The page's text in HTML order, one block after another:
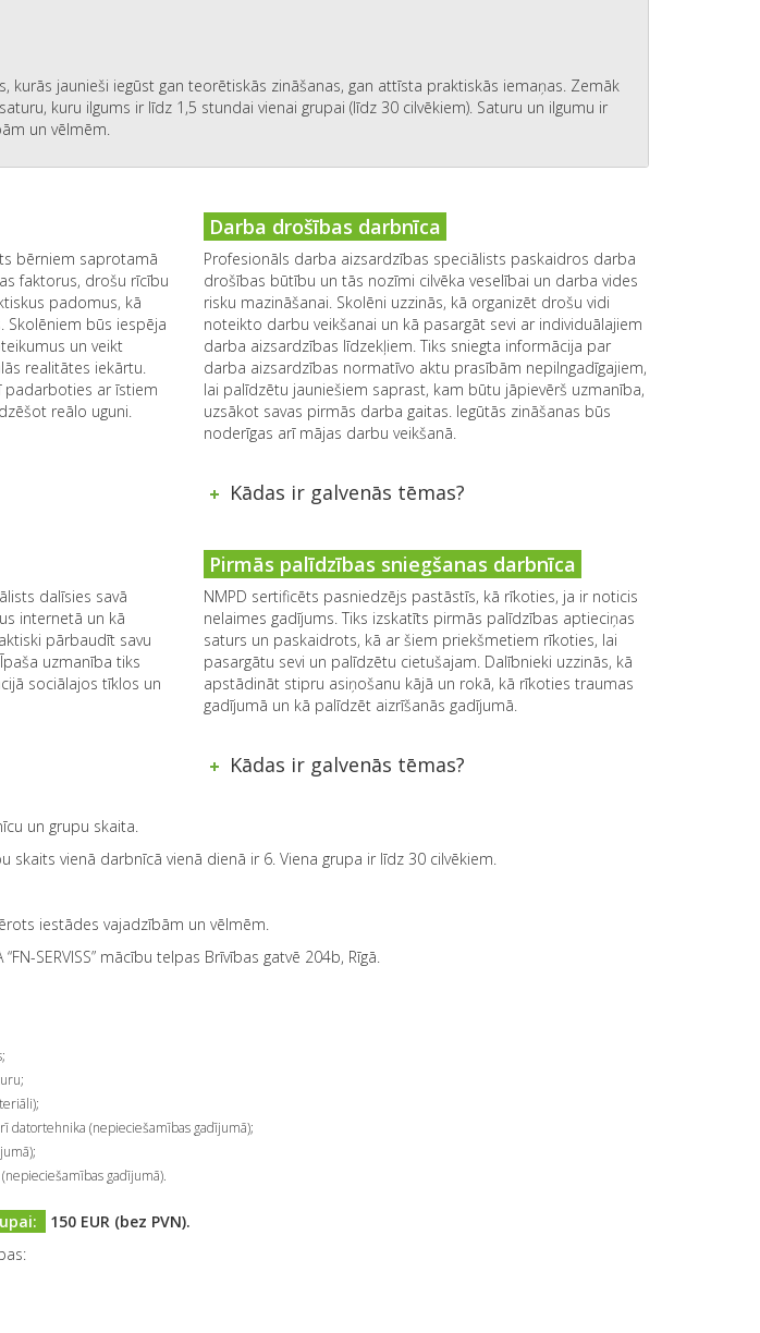
kurās jaunieši iegūst gan teorētiskās zināšanas, gan attīsta praktiskās iemaņas. Zemāk
kuru ilgums ir līdz 1,5 stundai vienai grupai (līdz 30 cilvēkiem). Saturu un ilgumu ir
un vēlmēm.
bērniem saprotamā
faktorus, drošu rīcību
padomus, kā
Skolēniem būs iespēja
un veikt
realitātes iekārtu.
padarboties ar īstiem
reālo uguni.
Darba drošības darbnīca
Profesionāls darba aizsardzības speciālists paskaidros darba
drošības būtību un tās nozīmi cilvēka veselībai un darba vides
risku mazināšanai. Skolēni uzzinās, kā organizēt drošu vidi
noteikto darbu veikšanai un kā pasargāt sevi ar individuālajiem
darba aizsardzības līdzekļiem. Tiks sniegta informācija par
darba aizsardzības normatīvo aktu prasībām nepilngadīgajiem,
lai palīdzētu jauniešiem saprast, kam būtu jāpievērš uzmanība,
uzsākot savas pirmās darba gaitas. Iegūtās zināšanas būs
noderīgas arī mājas darbu veikšanā.
Kādas ir galvenās tēmas?
dalīsies savā
internetā un kā
pārbaudīt savu
uzmanība tiks
sociālajos tīklos un
Pirmās palīdzības sniegšanas darbnīca
NMPD sertificēts pasniedzējs pastāstīs, kā rīkoties, ja ir noticis
nelaimes gadījums. Tiks izskatīts pirmās palīdzības aptieciņas
saturs un paskaidrots, kā ar šiem priekšmetiem rīkoties, lai
pasargātu sevi un palīdzētu cietušajam. Dalībnieki uzzinās, kā
apstādināt stipru asiņošanu kājā un rokā, kā rīkoties traumas
gadījumā un kā palīdzēt aizrīšanās gadījumā.
Kādas ir galvenās tēmas?
un grupu skaita.
skaits vienā darbnīcā vienā dienā ir 6. Viena grupa ir līdz 30 cilvēkiem.
iestādes vajadzībām un vēlmēm.
SERVISS” mācību telpas Brīvības gatvē 204b, Rīgā.
datortehnika (nepieciešamības gadījumā);
gadījumā).
150 EUR (bez PVN).